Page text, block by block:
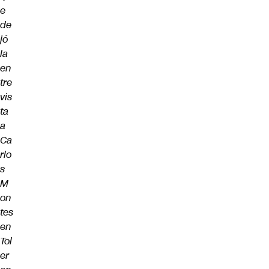
e
de
jó
la
en
tre
vis
ta
a
Ca
rlo
s
M
on
tes
en
Tol
er